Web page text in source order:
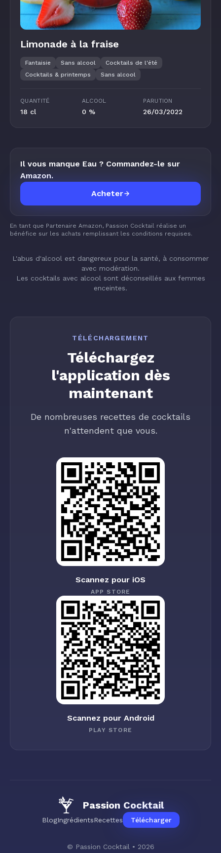
Limonade à la fraise
Fantaisie Sans alcool
Cocktails de l'été
Cocktails & printemps
Sans alcool
QUANTITÉ
18 cl
ALCOOL
0 %
PARUTION
26/03/2022
Il vous manque Eau ? Commandez-le sur
Amazon.
Acheter
En tant que Partenaire Amazon, Passion Cocktail réalise un
bénéfice sur les achats remplissant les conditions requises.
L'abus d'alcool est dangereux pour la santé, à consommer
avec modération.
Les cocktails avec alcool sont déconseillés aux femmes
enceintes.
TÉLÉCHARGEMENT
Téléchargez
l'application dès
maintenant
De nombreuses recettes de cocktails
n'attendent que vous.
Scannez pour iOS
APP STORE
Scannez pour Android
PLAY STORE
Passion Cocktail
BlogIngrédientsRecettes Télécharger
© Passion Cocktail • 2026